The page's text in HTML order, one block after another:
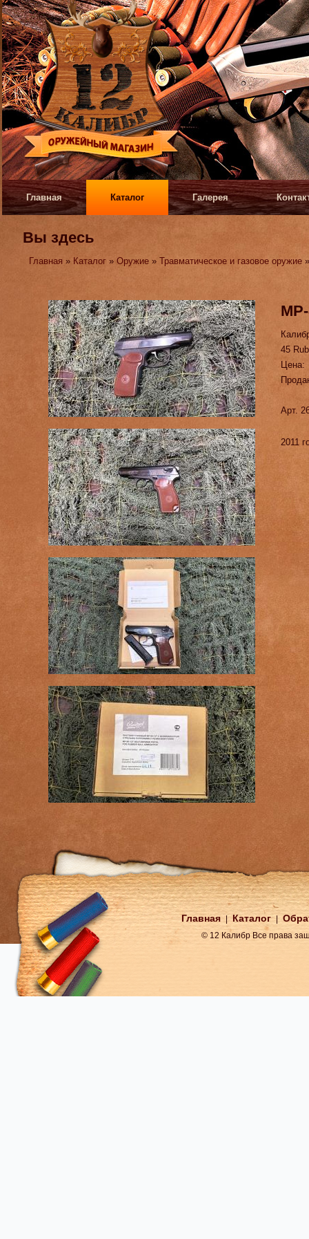
Главная Каталог Галерея
Вы здесь
Главная » Каталог »Оружие »Травматическое и газовое оружие
МР-
45
Цена:
Арт.
2011
Главная Каталог
© 12 Калибр Все права